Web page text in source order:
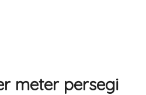
meter persegi